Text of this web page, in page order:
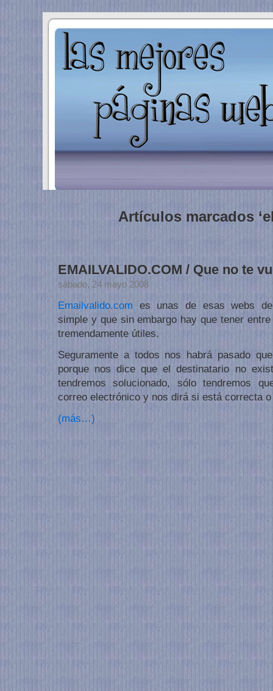
Artículos marcados
EMAILVALIDO.COM / Que no te
sábado, 24 mayo 2008
Emailvalido.com es unas de esas webs de
simple y que sin embargo hay que tener
tremendamente útiles.
Seguramente a todos nos habrá pasado
porque nos dice que el destinatario no
tendremos solucionado, sólo tendremos
correo electrónico y nos dirá si está correcta
(más…)